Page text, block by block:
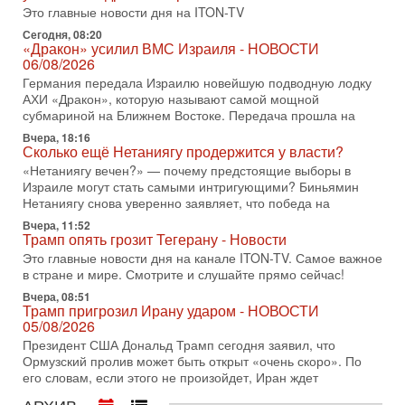
достижении исторического соглашения о полном
разоружении ХАМАСа и других вооруженных группировок в
30-07-2026, 17:59
Иран доведет Трампа до крайних мер? Разбор и
оценка от военного обозревателя Давида Шарпа
Ситуация вокруг противостояния Ирана и США накаляется
с каждым днем. Почему Трамп в самый последний момент
отменил решение о нанесении тяжелых ударов
30-07-2026, 16:54
Покупатель авиакомпании «Аркия» намерен
запретить полеты по субботам!
Вокруг возможной продажи авиакомпании «Аркия»
разгорается громкий конфликт.
30-07-2026, 08:16
Трамп готовит удар по Ирану - НОВОСТИ 30/07/2026
Президент США Дональд Трамп сегодня рассматривает
возможность масштабной военной операции против Ирана
после ракетной атаки на американскую базу в
29-07-2026, 18:28
Трамп взбешен атакой на базы! Иран играет с огнем.
Израиль меняет курс
Это главные новости дня на ITON-TV
Сегодня, 08:20
«Дракон» усилил ВМС Израиля - НОВОСТИ
06/08/2026
Германия передала Израилю новейшую подводную лодку
АХИ «Дракон», которую называют самой мощной
субмариной на Ближнем Востоке. Передача прошла на
Вчера, 18:16
Сколько ещё Нетаниягу продержится у власти?
«Нетаниягу вечен?» — почему предстоящие выборы в
Израиле могут стать самыми интригующими? Биньямин
Нетаниягу снова уверенно заявляет, что победа на
Вчера, 11:52
Трамп опять грозит Тегерану - Новости
Это главные новости дня на канале ITON-TV. Самое важное
в стране и мире. Смотрите и слушайте прямо сейчас!
Вчера, 08:51
Трамп пригрозил Ирану ударом - НОВОСТИ
05/08/2026
Президент США Дональд Трамп сегодня заявил, что
Ормузский пролив может быть открыт «очень скоро». По
его словам, если этого не произойдет, Иран ждет